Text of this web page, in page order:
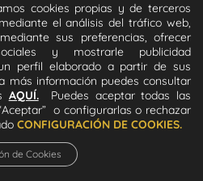
del sector
cookies propias y de terceros
el análisis del tráfico web,
sus preferencias, ofrecer
y mostrarle publicidad
perfil elaborado a partir de sus
más información puedes consultar
AQUÍ.
Puedes aceptar todas las
o configurarlas o rechazar
CONFIGURACIÓN DE COOKIES.
de Cookies